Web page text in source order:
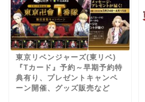
東京リベンジャーズ(東リベ)
『Tカード』予約～早期予約特
典有り、プレゼントキャンペ
ーン開催、グッズ販売など